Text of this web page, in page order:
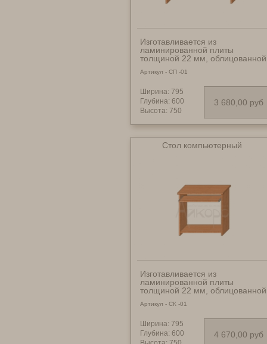
Изготавливается из
ламинированной плиты
толщиной 22 мм, облицованной
размеры: 795х600х750 мм -
4070 руб.; 1200х600х750 мм -
4520 руб.; 1400х600х750 мм -
4940 руб.; 1600х600х750 мм -
5340 руб. Качественная
фурнитура импортного
Артикул - СП -01
Ширина: 795
Глубина: 600
Высота: 750
3 680,00 руб
Стол компьютерный
Изготавливается из
ламинированной плиты
толщиной 22 мм, облицованной
подножку и выкатную полку для
размеры: _______________
795х600х750 мм - 4670 руб.;
795х700х750 мм - 4920 руб.
Артикул - СК -01
Ширина: 795
Глубина: 600
4 670,00 руб